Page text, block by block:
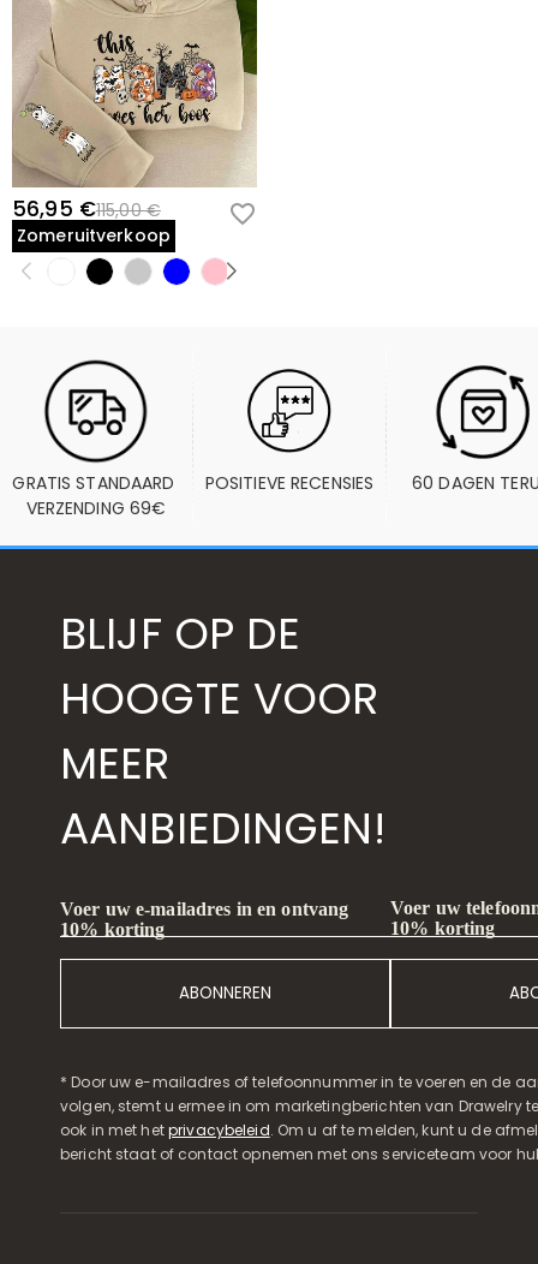
56,95 €115,00 €
Zomeruitverkoop
GRATIS STANDAARD
VERZENDING 69€
POSITIEVE RECENSIES 60 DAGEN
BLIJF OP DE
HOOGTE VOOR
MEER
AANBIEDINGEN!
Voer uw e-mailadres in en ontvang
10% korting
ABONNEREN
Voer uw
10% korting
* Door uw e-mailadres of telefoonnummer in te voeren en de
volgen, stemt u ermee in om marketingberichten van Drawelry
ook in met hetprivacybeleid. Om u af te melden, kunt u de
bericht staat of contact opnemen met ons serviceteam voor